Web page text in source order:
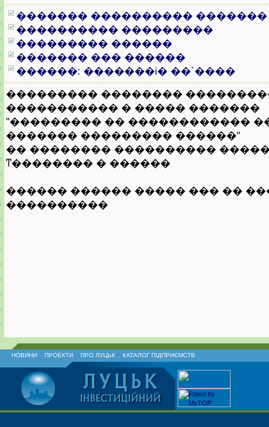
������� ���������� �������
���������� ���������
��������� ������
������� ��� ������
������: �������i� ��`����
��������� ��������
����������� � ����� �������
"��������� �� ������������
������� ��������� ������"
�� �������� ����������
ͳ�������� � ������
������ ������ ����� ��� ��
����������
НОВИНИ ПРОЕКТИ ПРО ЛУЦЬК КАТАЛОГ ПІДПРИЄМСТВ